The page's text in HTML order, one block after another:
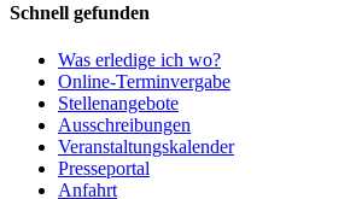
Schnell gefunden
Was erledige ich wo?
Online-Terminvergabe
Stellenangebote
Ausschreibungen
Veranstaltungskalender
Presseportal
Anfahrt